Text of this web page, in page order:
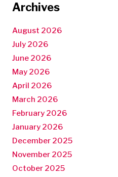
Archives
August 2026
July 2026
June 2026
May 2026
April 2026
March 2026
February 2026
January 2026
December 2025
November 2025
October 2025